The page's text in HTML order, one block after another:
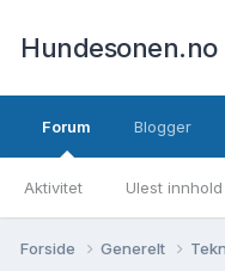
Hundesonen.no
Forum
Aktivitet Ulest innhold
Blogger
Forside Generelt